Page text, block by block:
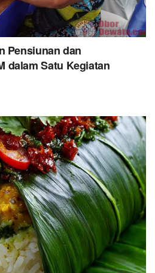
Pensiunan dan
dalam Satu Kegiatan